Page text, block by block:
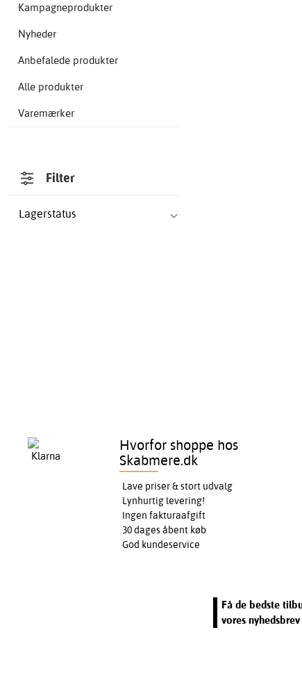
Kampagneprodukter
Nyheder
Anbefalede produkter
Alle produkter
Varemærker
Filter
Lagerstatus
Hvorfor shoppe hos
Skabmere.dk
Lave priser & stort udvalg
Lynhurtig levering!
Ingen fakturaafgift
30 dages åbent køb
God kundeservice
Få de bedste
vores